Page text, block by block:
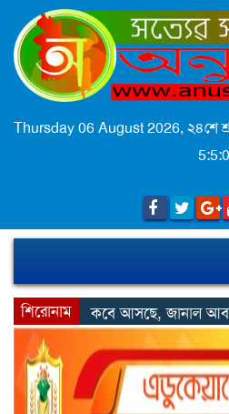
Thursday 06 August 2026, ২৪শে
শিরোনাম
কবে আসছে, জানাল আবহাওয়া অফিস